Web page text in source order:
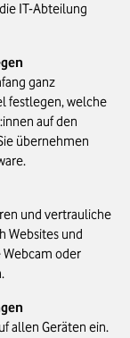
IT-Abteilung
ganz
festlegen, welche
auf den
übernehmen
und vertrauliche
Websites und
Webcam oder
allen Geräten ein.